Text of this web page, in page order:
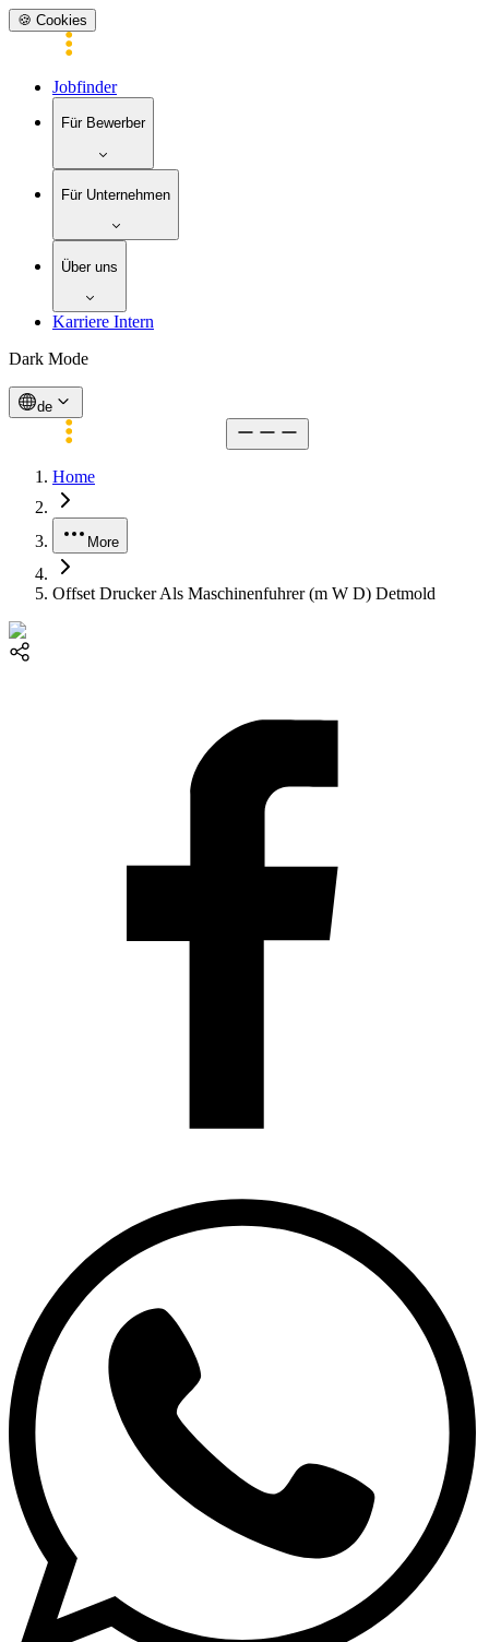
🍪 Cookies
Jobfinder
Für Bewerber
Für Unternehmen
Über uns
Karriere Intern
Dark Mode
de
Home
More
Offset Drucker Als Maschinenfuhrer (m W D) Detmold